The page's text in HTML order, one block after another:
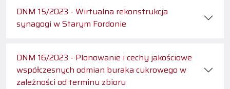
DNM 15/2023 - Wirtualna rekonstrukcja
synagogi w Starym Fordonie
DNM 16/2023 - Plonowanie i cechy jakościowe
współczesnych odmian buraka cukrowego w
zależności od terminu zbioru